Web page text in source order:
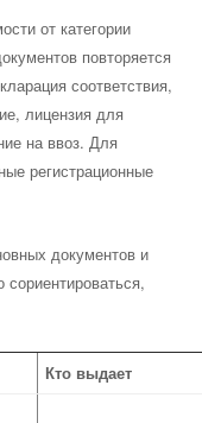
от категории
повторяется
соответствия,
лицензия для
на ввоз. Для
регистрационные
документов и
Кто выдает